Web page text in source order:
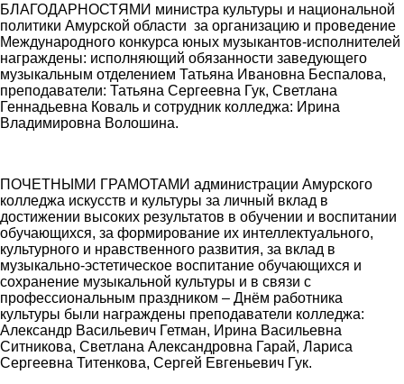
БЛАГОДАРНОСТЯМИ министра культуры и национальной
политики Амурской области за организацию и проведение
Международного конкурса юных музыкантов-исполнителей
награждены: исполняющий обязанности заведующего
музыкальным отделением Татьяна Ивановна Беспалова,
преподаватели: Татьяна Сергеевна Гук, Светлана
Геннадьевна Коваль и сотрудник колледжа: Ирина
Владимировна Волошина.
ПОЧЕТНЫМИ ГРАМОТАМИ администрации Амурского
колледжа искусств и культуры за личный вклад в
достижении высоких результатов в обучении и воспитании
обучающихся, за формирование их интеллектуального,
культурного и нравственного развития, за вклад в
музыкально-эстетическое воспитание обучающихся и
сохранение музыкальной культуры и в связи с
профессиональным праздником – Днём работника
культуры были награждены преподаватели колледжа:
Александр Васильевич Гетман, Ирина Васильевна
Ситникова, Светлана Александровна Гарай, Лариса
Сергеевна Титенкова, Сергей Евгеньевич Гук.